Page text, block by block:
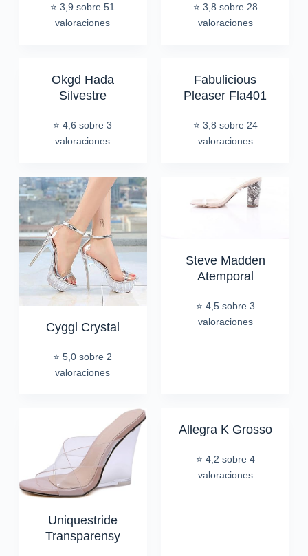
⭐ 3,9 sobre 51
valoraciones
⭐ 3,8 sobre 28
valoraciones
Okgd Hada
Silvestre
⭐ 4,6 sobre 3
valoraciones
Fabulicious
Pleaser Fla401
⭐ 3,8 sobre 24
valoraciones
Cyggl Crystal
⭐ 5,0 sobre 2
valoraciones
Steve Madden
Atemporal
⭐ 4,5 sobre 3
valoraciones
Uniquestride
Transparensy
Allegra K Grosso
⭐ 4,2 sobre 4
valoraciones